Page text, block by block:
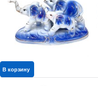
В корзину